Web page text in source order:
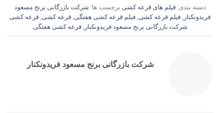
دسته بندی:فیلم های قرعه کشی برچسب ها: شرکت بازرگانی برنج مسعود
فریدونکنار
فیلم قرعه کشی فیلم قرعه کشی هفتگی قرعه کشی قرعه کشی
شرکت بازرگانی برنج مسعود فریدونکنار
,قرعه کشی هفتگی
شرکت بازرگانی برنج مسعود فریدونکنار